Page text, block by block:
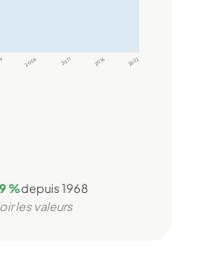
2006 2011 2016 2022
%depuis 1968
les valeurs